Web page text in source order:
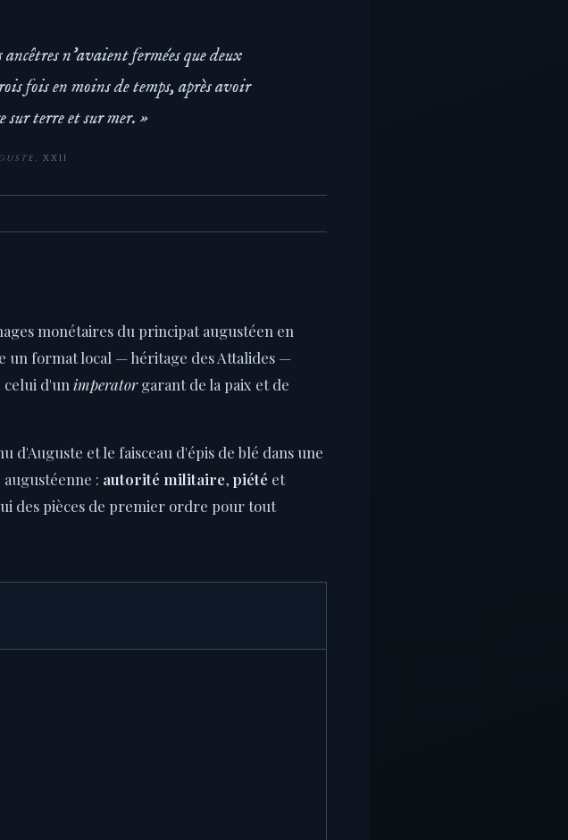
n'avaient fermées que deux
fois en moins de temps, après avoir
terre et sur mer. »
, XXII
monétaires du principat augustéen en
un format local — héritage des Attalides —
d'un imperatorgarant de la paix et de
et le faisceau d'épis de blé dans une
: autorité militaire, piété et
des pièces de premier ordre pour tout